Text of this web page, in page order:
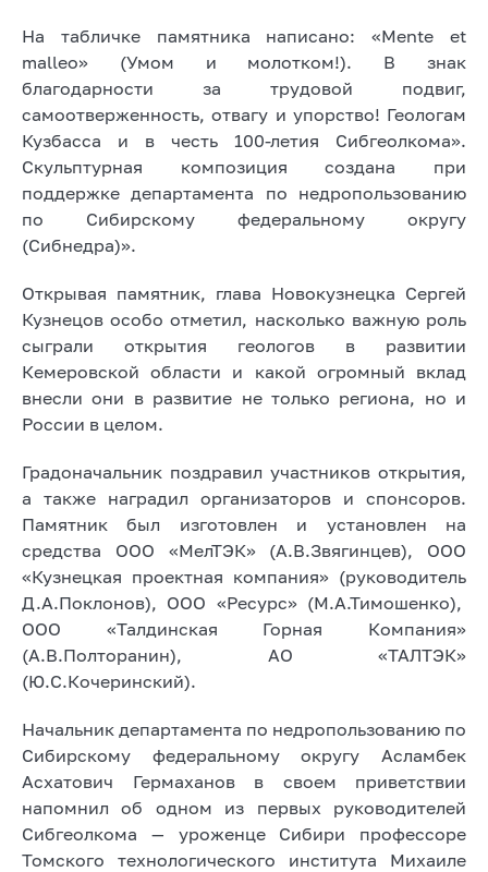
На табличке памятника написано: «Mente et
malleo» (Умом и молотком!). В знак
благодарности за трудовой подвиг,
самоотверженность, отвагу и упорство! Геологам
Кузбасса и в честь 100-летия Сибгеолкома».
Скульптурная композиция создана при
поддержке департамента по недропользованию
по Сибирскому федеральному округу
(Сибнедра)».
Открывая памятник, глава Новокузнецка Сергей
Кузнецов особо отметил, насколько важную роль
сыграли открытия геологов в развитии
Кемеровской области и какой огромный вклад
внесли они в развитие не только региона, но и
России в целом.
Градоначальник поздравил участников открытия,
а также наградил организаторов и спонсоров.
Памятник был изготовлен и установлен на
средства ООО «МелТЭК» (А.В.Звягинцев), ООО
«Кузнецкая проектная компания» (руководитель
Д.А.Поклонов), ООО «Ресурс» (М.А.Тимошенко),
ООО «Талдинская Горная Компания»
(А.В.Полторанин), АО «ТАЛТЭК»
(Ю.С.Кочеринский).
Начальник департамента по недропользованию по
Сибирскому федеральному округу Асламбек
Асхатович Гермаханов в своем приветствии
напомнил об одном из первых руководителей
Сибгеолкома — уроженце Сибири профессоре
Томского технологического института Михаиле